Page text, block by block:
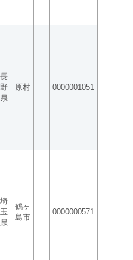
長
野
県
原村 0000001051
埼
玉
県
鶴ヶ
島市
0000000571